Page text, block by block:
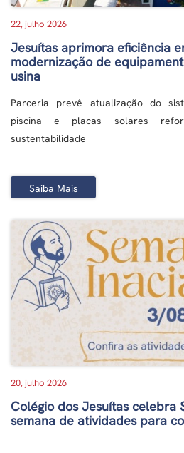
22, julho 2026
Jesuítas aprimora eficiência
modernização de
usina
Parceria prevê atualização do
piscina e placas solares
sustentabilidade
Saiba Mais
20, julho 2026
Colégio dos Jesuítas celebra
semana de atividades para